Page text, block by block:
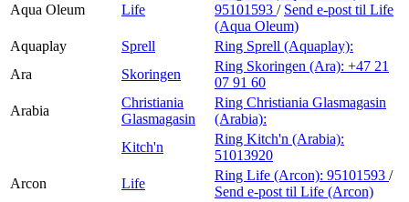
Aqua Oleum Life
95101593 / Send e-post til Life
(Aqua Oleum)
Aquaplay
Sprell
Ring Sprell (Aquaplay):
Ara
Skoringen
Ring Skoringen (Ara): +47 21
07 91 60
Arabia
Christiania
Glasmagasin
Ring Christiania Glasmagasin
(Arabia):
Kitch'n
Ring Kitch'n (Arabia):
51013920
Arcon
Life
Ring Life (Arcon): 95101593 /
Send e-post til Life (Arcon)